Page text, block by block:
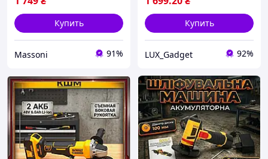
Купить
Massoni 91%
Купить
LUX_Gadget 92%